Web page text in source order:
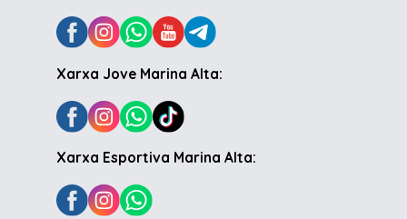
Xarxa Jove Marina Alta:
Xarxa Esportiva Marina Alta: